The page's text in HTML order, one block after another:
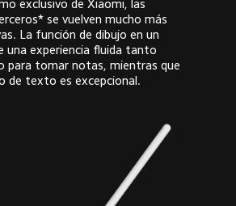
exclusivo de Xiaomi, las
se vuelven mucho más
La función de dibujo en un
una experiencia fluida tanto
para tomar notas, mientras que
de texto es excepcional.